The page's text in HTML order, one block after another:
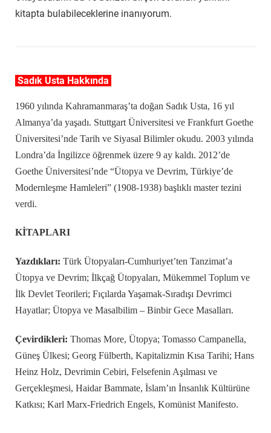
kitapta bulabileceklerine inanıyorum.
Sadık Usta Hakkında
1960 yılında Kahramanmaraş’ta doğan Sadık Usta, 16 yıl
Almanya’da yaşadı. Stuttgart Üniversitesi ve Frankfurt Goethe
Üniversitesi’nde Tarih ve Siyasal Bilimler okudu. 2003 yılında
Londra’da İngilizce öğrenmek üzere 9 ay kaldı. 2012’de
Goethe Üniversitesi’nde “Ütopya ve Devrim, Türkiye’de
Modernleşme Hamleleri” (1908-1938) başlıklı master tezini
verdi.
KİTAPLARI
Yazdıkları: Türk Ütopyaları-Cumhuriyet’ten Tanzimat’a
Ütopya ve Devrim; İlkçağ Ütopyaları, Mükemmel Toplum ve
İlk Devlet Teorileri; Fıçılarda Yaşamak-Sıradışı Devrimci
Hayatlar; Ütopya ve Masalbilim – Binbir Gece Masalları.
Çevirdikleri: Thomas More, Ütopya; Tomasso Campanella,
Güneş Ülkesi; Georg Fülberth, Kapitalizmin Kısa Tarihi; Hans
Heinz Holz, Devrimin Cebiri, Felsefenin Aşılması ve
Gerçekleşmesi, Haidar Bammate, İslam’ın İnsanlık Kültürüne
Katkısı; Karl Marx-Friedrich Engels, Komünist Manifesto.